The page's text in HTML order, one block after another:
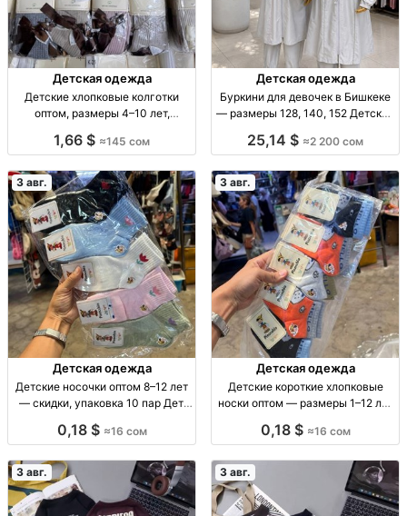
Детская одежда
Детские хлопковые колготки
оптом, размеры 4–10 лет,
колготки, р-р 4–10 лет, разн.
1,66 $ ≈145 сом
Детская одежда
Буркини для девочек в Бишкеке
— размеры 128, 140, 152 Детские
комбинированный верх, р-р
ограниченная парти
25,14 $ ≈2 200 сом
3 авг.
Детская одежда
Детские носочки оптом 8–12 лет
— скидки, упаковка 10 пар Дет.
16 сом
0,18 $ ≈16 сом
3 авг.
Детская одежда
Детские короткие хлопковые
носки оптом — размеры 1–12 лет
4–8, 8–12 лет, уп. 10 шт.
0,18 $ ≈16 сом
3 авг. 3 авг.